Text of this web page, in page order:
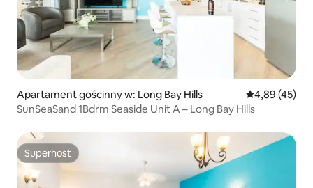
Apartament gościnny w: Long Bay Hills Średnia
4,89 (45)
SunSeaSand 1Bdrm Seaside Unit A – Long Bay Hills
Superhost
Superhost